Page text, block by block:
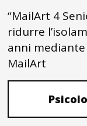
“MailArt 4
ridurre
anni mediante
MailArt